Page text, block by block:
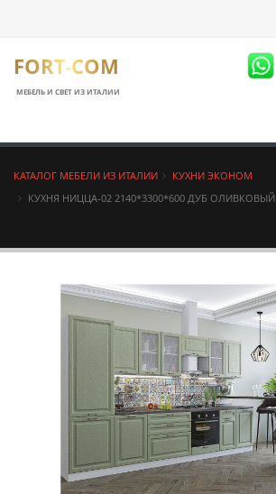
FORT-COM
МЕБЕЛЬ И СВЕТ ИЗ ИТАЛИИ
КАТАЛОГ МЕБЕЛИ ИЗ ИТАЛИИ
КУХНИ ЭКОНОМ
КУХНЯ НИЦЦА-02 2140*3300*600 ДУБ ОЛИВКОВЫЙ